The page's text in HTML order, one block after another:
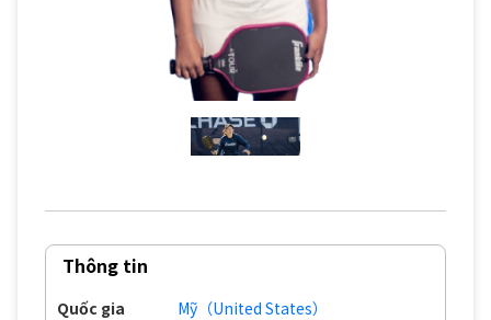
Thông tin
Quốc gia Mỹ（United States）